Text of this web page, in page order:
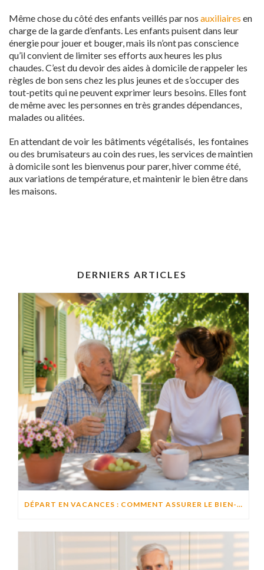
Même chose du côté des enfants veillés par nos auxiliaires en
charge de la garde d’enfants. Les enfants puisent dans leur
énergie pour jouer et bouger, mais ils n’ont pas conscience
qu’il convient de limiter ses efforts aux heures les plus
chaudes. C’est du devoir des aides à domicile de rappeler les
règles de bon sens chez les plus jeunes et de s’occuper des
tout-petits qui ne peuvent exprimer leurs besoins. Elles font
de même avec les personnes en très grandes dépendances,
malades ou alitées.
En attendant de voir les bâtiments végétalisés, les fontaines
ou des brumisateurs au coin des rues, les services de maintien
à domicile sont les bienvenus pour parer, hiver comme été,
aux variations de température, et maintenir le bien être dans
les maisons.
DERNIERS ARTICLES
DÉPART EN VACANCES : COMMENT ASSURER LE BIEN-ÊTRE D’UN PROCHE RESTÉ À DOMICILE ?